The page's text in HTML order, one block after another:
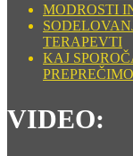
MODROSTI
TERAPEVTI
KAJ
VIDEO: